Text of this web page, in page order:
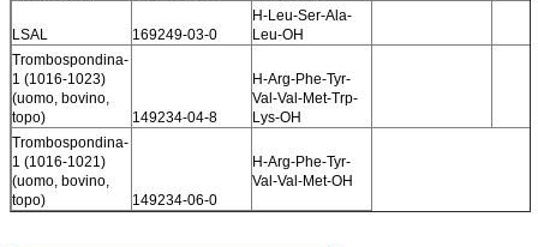
LSAL 169249-03-0
H-Leu-Ser-Ala-
Leu-OH
Trombospondina-
1 (1016-1023)
(uomo, bovino,
topo)
149234-04-8
H-Arg-Phe-Tyr-
Val-Val-Met-Trp-
Lys-OH
Trombospondina-
1 (1016-1021)
(uomo, bovino,
topo)
149234-06-0
H-Arg-Phe-Tyr-
Val-Val-Met-OH